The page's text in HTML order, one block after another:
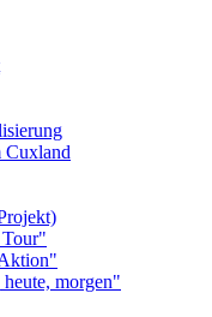
morgen"